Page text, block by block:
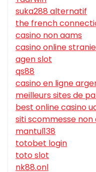
suka288 alternatif
the french
casino non aams
casino online
agen slot
qs88
casino en ligne
meilleurs sites de
best online casino
siti scommesse non
mantul138
totobet login
toto slot
nk88.onl